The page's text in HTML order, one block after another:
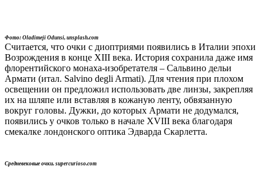
Фото: Oladimeji Odunsi, unsplash.com
Считается, что очки с диоптриями появились в Италии эпохи
Возрождения в конце XIII века. История сохранила даже имя
флорентийского монаха-изобретателя – Сальвино дельи
Армати (итал. Salvino degli Armati). Для чтения при плохом
освещении он предложил использовать две линзы, закрепляя
их на шляпе или вставляя в кожаную ленту, обвязанную
вокруг головы. Дужки, до которых Армати не додумался,
появились у очков только в начале XVIII века благодаря
смекалке лондонского оптика Эдварда Скарлетта.
Cредневековые очки. supercurioso.com